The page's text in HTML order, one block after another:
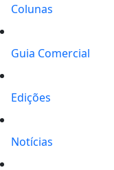
Colunas
Guia Comercial
Edições
Notícias